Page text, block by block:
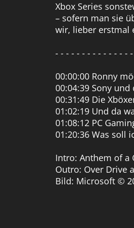
Xbox Series
– sofern man sie
wir, lieber erstmal
- - - - - - - - - - - - - -
00:00:00 Ronny
00:04:39 Sony
00:31:49 Die
01:02:19 Und da
01:08:12 PC
01:20:36 Was soll
Intro: Anthem of a
Outro: Over Drive
Bild: Microsoft ©